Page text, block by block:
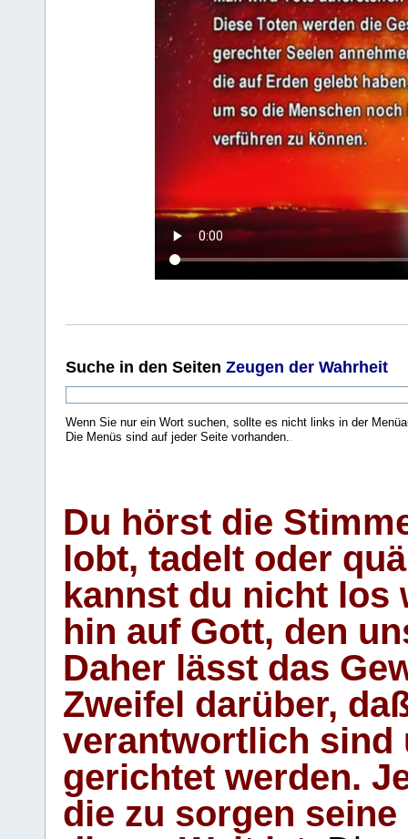
Suche in den Seiten Zeugen der Wahrheit
Wenn Sie nur ein Wort suchen, sollte es nicht links in der
Die Menüs sind auf jeder Seite vorhanden.
Du hörst die
lobt, tadelt oder
kannst du nicht los
hin auf Gott, den
Daher lässt das
Zweifel darüber,
verantwortlich sind
gerichtet werden.
die zu sorgen